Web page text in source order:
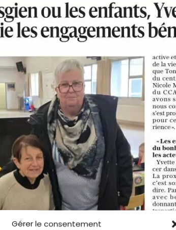
Gérer le consentement